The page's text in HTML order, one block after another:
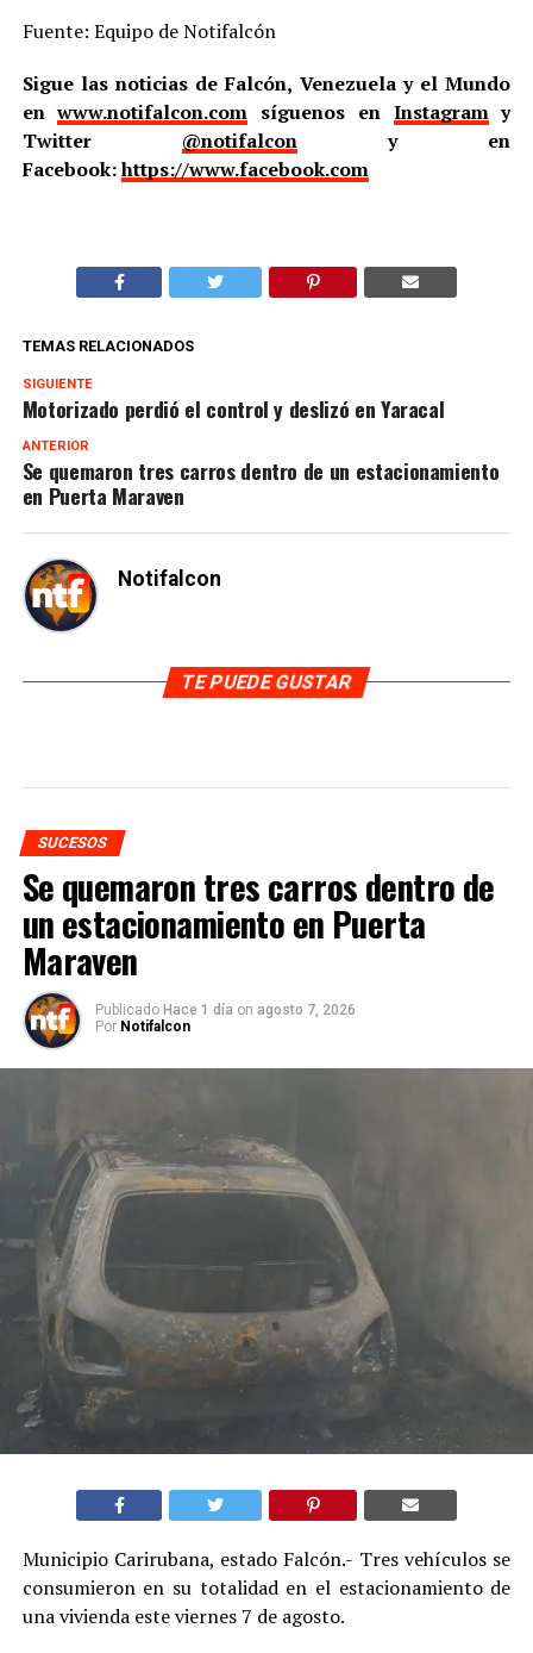
Fuente: Equipo de Notifalcón
Sigue las noticias de Falcón, Venezuela y el Mundo
enwww.notifalcon.com síguenos en Instagramy
Twitter @notifalcony en
Facebook:https://www.facebook.com
TEMAS RELACIONADOS
SIGUIENTE
Motorizado perdió el control y deslizó en Yaracal
ANTERIOR
Se quemaron tres carros dentro de un estacionamiento
en Puerta Maraven
Notifalcon
TE PUEDE GUSTAR
SUCESOS
Se quemaron tres carros dentro de
un estacionamiento en Puerta
Maraven
Publicado Hace 1 día on agosto 7, 2026
Por Notifalcon
Municipio Carirubana, estado Falcón.- Tres vehículos se
consumieron en su totalidad en el estacionamiento de
una vivienda este viernes 7 de agosto.